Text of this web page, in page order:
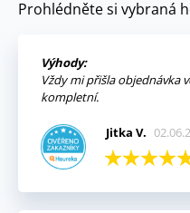
Prohlédněte si vybraná
Výhody:
Vždy mi přišla objednávka
kompletní.
Jitka V.